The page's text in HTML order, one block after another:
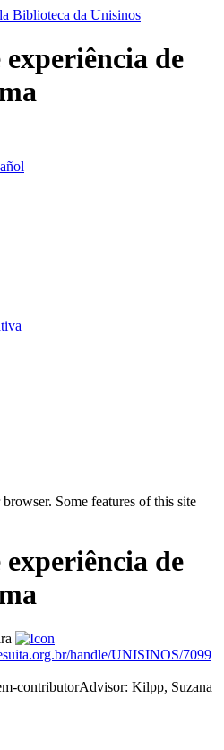
Biblioteca da Unisinos
de
Some features of this site
de
handle/UNISINOS/7099
contributorAdvisor: Kilpp, Suzana